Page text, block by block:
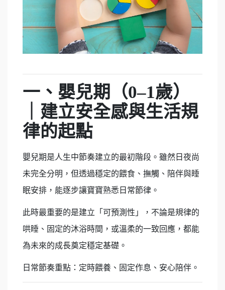
一、嬰兒期（0–1歲）
｜建立安全感與生活規
律的起點
嬰兒期是人生中節奏建立的最初階段。雖然日夜尚
未完全分明，但透過穩定的餵食、撫觸、陪伴與睡
眠安排，能逐步讓寶寶熟悉日常節律。
此時最重要的是建立「可預測性」，不論是規律的
哄睡、固定的沐浴時間，或溫柔的一致回應，都能
為未來的成長奠定穩定基礎。
日常節奏重點：定時餵養、固定作息、安心陪伴。